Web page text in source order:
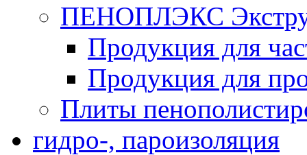
ПЕНОПЛЭКС
Продукция для
Продукция для
Плиты
гидро-, пароизоляция